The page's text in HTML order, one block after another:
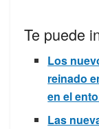
Te puede
Los
reinado
en el
Las